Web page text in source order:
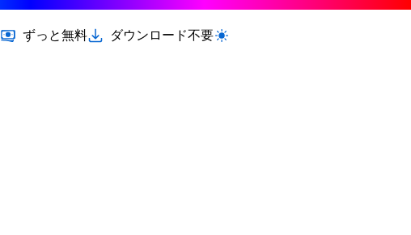
ずっと無料 ダウンロード不要ライト/ダークモードを切り替える